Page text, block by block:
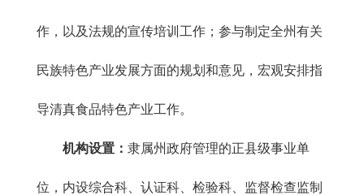
作，以及法规的宣传培训工作；参与制定全州有关
民族特色产业发展方面的规划和意见，宏观安排指
导清真食品特色产业工作。
机构设置： 隶属州政府管理的正县级事业单
位，内设综合科、认证科、检验科、监督检查监制